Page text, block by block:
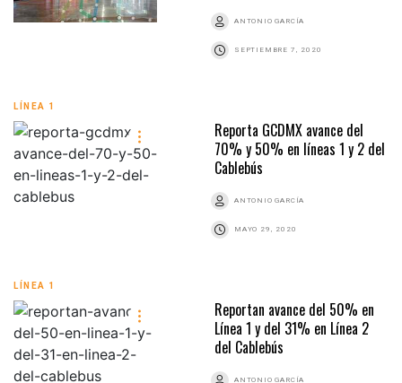
ANTONIO GARCÍA
SEPTIEMBRE 7, 2020
LÍNEA 1
Reporta GCDMX avance del
70% y 50% en líneas 1 y 2 del
Cablebús
ANTONIO GARCÍA
MAYO 29, 2020
LÍNEA 1
Reportan avance del 50% en
Línea 1 y del 31% en Línea 2
del Cablebús
ANTONIO GARCÍA